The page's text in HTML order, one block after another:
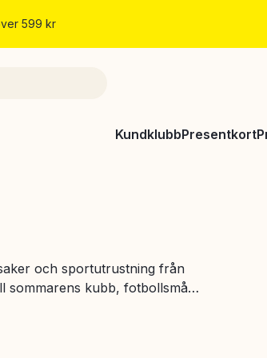
599 kr
KundklubbPresentkort
och sportutrustning från
sommarens kubb, fotbollsmål,